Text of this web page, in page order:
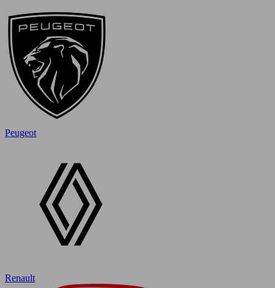
Peugeot
Renault